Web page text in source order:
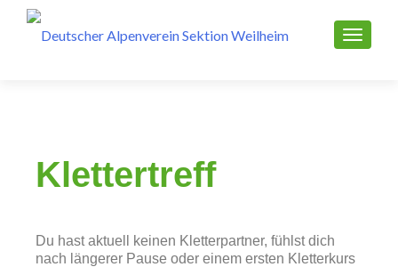
Klettertreff
Du hast aktuell keinen Kletterpartner, fühlst dich
nach längerer Pause oder einem ersten Kletterkurs